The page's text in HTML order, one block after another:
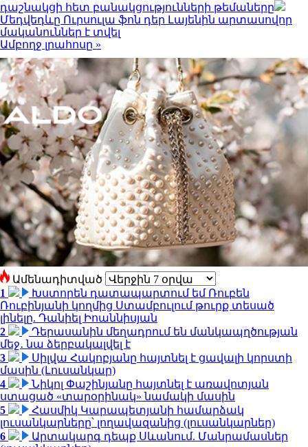
դաշնակցի հետ բանակցությունների թեմաները
Մեդվեդևը Ուրսուլա ֆոն դեր Լայենին արտասովոր
մականուններ է տվել
Ամբողջ լրահոսը »
Ամենադիտված
1
Խստորեն դատապարտում եմ Ռուբեն
Ռուբինյանի կողմից Ստամբուլում թուրք տեսած
լինելը. Դանիել Իոաննիսյան
2
Դերասանին մեղադրում են մանկապղծության
մեջ․ նա ձերբակալվել է
3
Սիլվա Հակոբյանը հայտնել է ցավալի կորստի
մասին (Լուսանկար)
4
Նիկոլ Փաշինյանը հայտնել է առավոտյան
ստացած «տարօրինակ» նամակի մասին
5
Հասմիկ Կարապետյանի համարձակ
լուսանկարները՝ լողավազանից (լուսանկարներ)
6
Արտակարգ դեպք Սևանում. Մանրամասներ